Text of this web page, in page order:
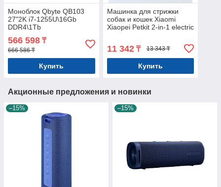
Моноблок Qbyte QB103
27"2K i7-1255U\16Gb
DDR4\1Tb
566 598 ₸
666 586 ₸
Купить
Машинка для стрижки
собак и кошек Xiaomi
Xiaopei Petkit 2-in-1 electric
11 342₸ 13 343 ₸
Купить
Акционные предложения и новинки
–15% –15%